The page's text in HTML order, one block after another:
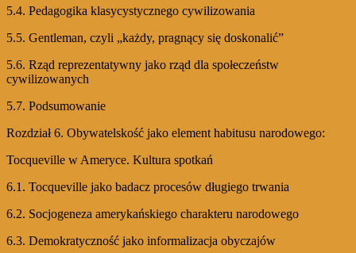
5.4. Pedagogika klasycystycznego cywilizowania
5.5. Gentleman, czyli „każdy, pragnący się doskonalić”
5.6. Rząd reprezentatywny jako rząd dla społeczeństw
cywilizowanych
5.7. Podsumowanie
Rozdział 6. Obywatelskość jako element habitusu narodowego:
Tocqueville w Ameryce. Kultura spotkań
6.1. Tocqueville jako badacz procesów długiego trwania
6.2. Socjogeneza amerykańskiego charakteru narodowego
6.3. Demokratyczność jako informalizacja obyczajów